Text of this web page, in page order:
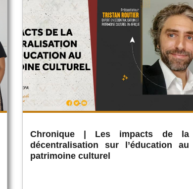
Chronique | Les impacts de la
décentralisation sur l’éducation au
patrimoine culturel